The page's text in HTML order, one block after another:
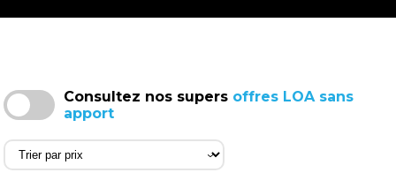
Consultez nos supers offres LOA sans
apport
‹